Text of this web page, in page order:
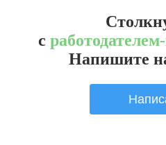
с
Напишите